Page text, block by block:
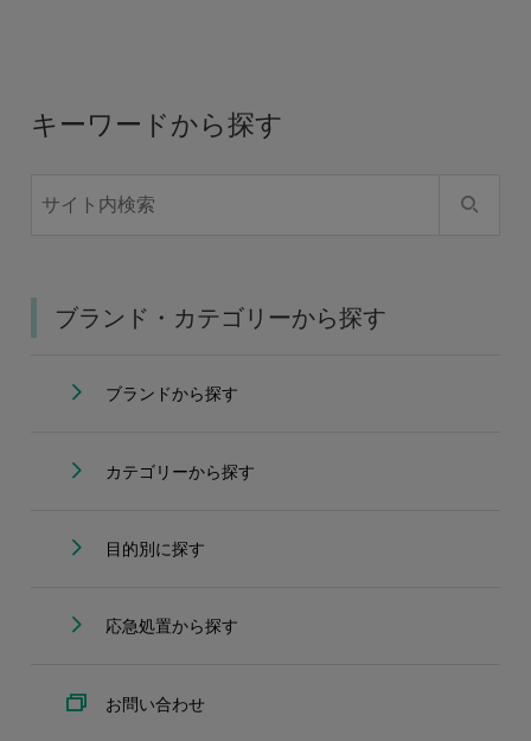
キーワードから探す
ブランド・カテゴリーから探す
ブランドから探す
カテゴリーから探す
目的別に探す
応急処置から探す
お問い合わせ